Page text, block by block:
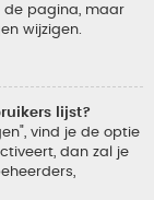
de pagina, maar
wijzigen.
lijst?
vind je de optie
dan zal je